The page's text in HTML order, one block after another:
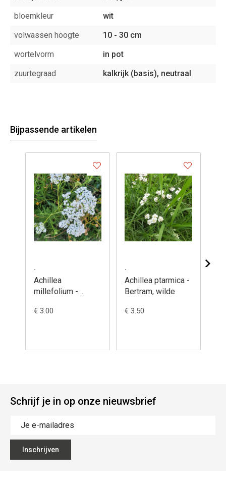
bloemkleur
wit
volwassen hoogte
10 - 30 cm
wortelvorm
in pot
zuurtegraad
kalkrijk (basis), neutraal
Bijpassende artikelen
.
Achillea
millefolium -
gewoon
€ 3.00
.
Achillea ptarmica -
Bertram, wilde
€ 3.50
Schrijf je in op onze nieuwsbrief
Inschrijven